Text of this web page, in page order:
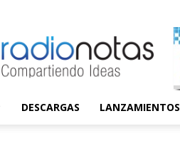
DESCARGAS LANZAMIENTOS